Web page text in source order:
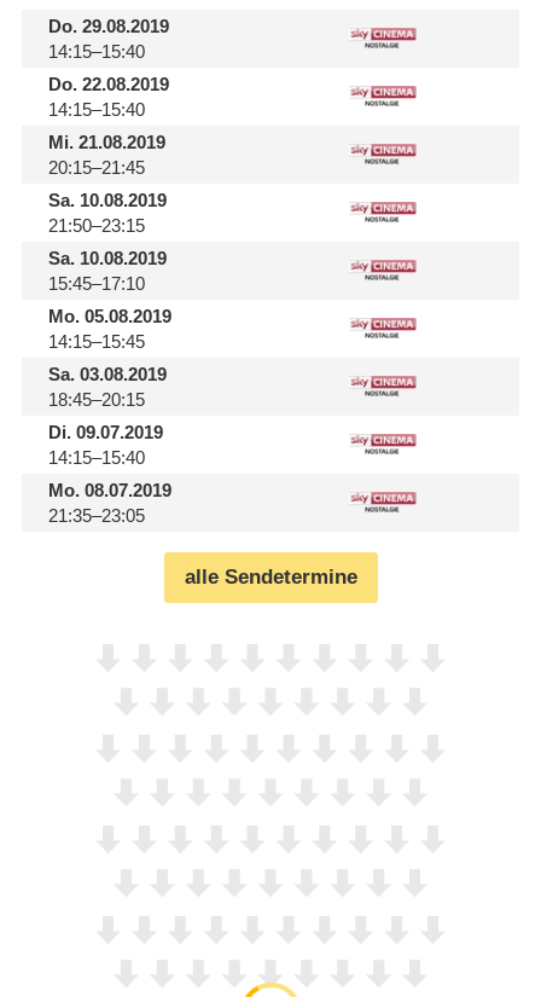
Do.29.08.2019
14:15–15:40
Do.22.08.2019
14:15–15:40
Mi.21.08.2019
20:15–21:45
Sa.10.08.2019
21:50–23:15
Sa.10.08.2019
15:45–17:10
Mo.05.08.2019
14:15–15:45
Sa.03.08.2019
18:45–20:15
Di.09.07.2019
14:15–15:40
Mo.08.07.2019
21:35–23:05
alle Sendetermine